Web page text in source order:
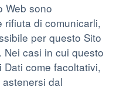
Web sono
rifiuta di comunicarli,
per questo Sito
casi in cui questo
Dati come facoltativi,
dal